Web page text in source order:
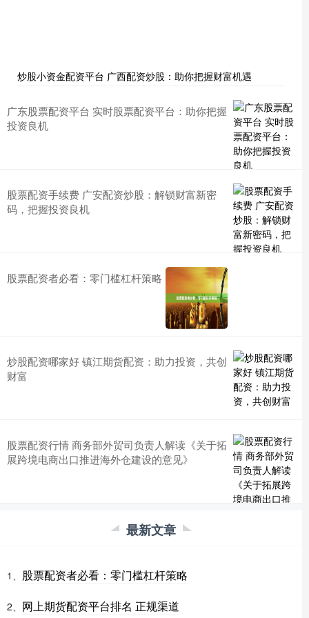
炒股小资金配资平台 广西配资炒股：助你把握财富机遇
广东股票配资平台 实时股票配资平台：助你把握
投资良机
股票配资手续费 广安配资炒股：解锁财富新密
码，把握投资良机
股票配资者必看：零门槛杠杆策略
炒股配资哪家好 镇江期货配资：助力投资，共创
财富
股票配资行情 商务部外贸司负责人解读《关于拓
展跨境电商出口推进海外仓建设的意见》
最新文章
1、 股票配资者必看：零门槛杠杆策略
2、 网上期货配资平台排名 正规渠道